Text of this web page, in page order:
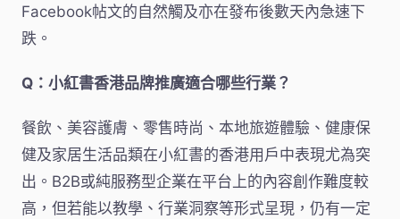
Facebook帖文的自然觸及亦在發布後數天內急速下
跌。
Q：小紅書香港品牌推廣適合哪些行業？
餐飲、美容護膚、零售時尚、本地旅遊體驗、健康保
健及家居生活品類在小紅書的香港用戶中表現尤為突
出。B2B或純服務型企業在平台上的內容創作難度較
高，但若能以教學、行業洞察等形式呈現，仍有一定